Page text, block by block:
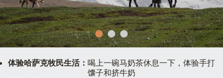
体验哈萨克牧民生活： 喝上⼀碗⻢奶茶休息⼀下，体验⼿打
馕⼦和挤⽜奶